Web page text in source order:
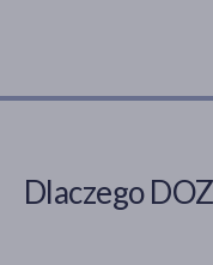
Dlaczego